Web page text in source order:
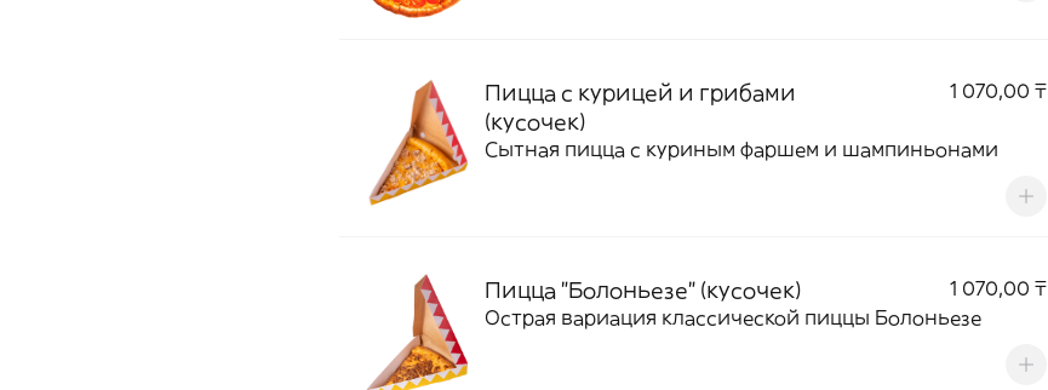
Пицца с курицей и грибами
(кусочек)
1 070,00 ₸
Сытная пицца с куриным фаршем и шампиньонами
Пицца "Болоньезе" (кусочек)
1 070,00 ₸
Острая вариация классической пиццы Болоньезе